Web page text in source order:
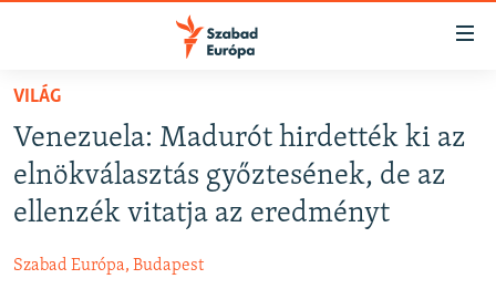
Akadálymentes
Ugrás
oldalra
Ugrás
tartalomjegyzékre
NAPIRENDEN
AKTUÁLIS
PODCASTOK
ELEMZŐ
VILÁG
Venezuela: Madurót hirdették ki az
elnökválasztás győztesének, de az
ellenzék vitatja az eredményt
Szabad Európa, Budapest
FELIRATKOZÁS
Spotify